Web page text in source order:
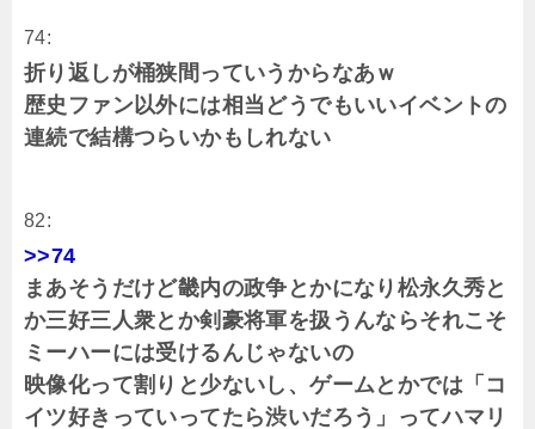
74:
折り返しが桶狭間っていうからなあｗ
歴史ファン以外には相当どうでもいいイベントの
連続で結構つらいかもしれない
82:
>>74
まあそうだけど畿内の政争とかになり松永久秀と
か三好三人衆とか剣豪将軍を扱うんならそれこそ
ミーハーには受けるんじゃないの
映像化って割りと少ないし、ゲームとかでは「コ
イツ好きっていってたら渋いだろう」ってハマリ